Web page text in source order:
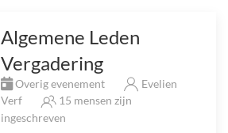
Algemene Leden
Vergadering
Overig evenement
Evelien
Verf
15 mensen zijn
ingeschreven